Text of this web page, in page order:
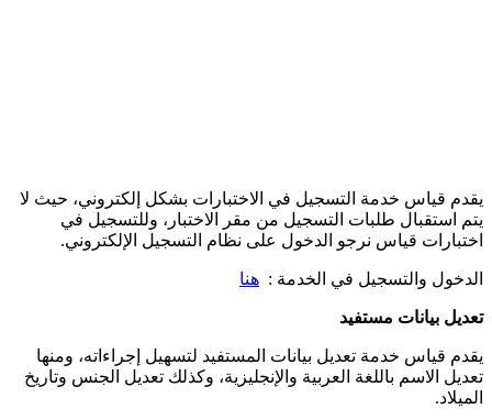
يقدم قياس خدمة التسجيل في الاختبارات بشكل إلكتروني، حيث لا
يتم استقبال طلبات التسجيل من مقر الاختبار، وللتسجيل في
اختبارات قياس نرجو الدخول على نظام التسجيل الإلكتروني.
الدخول والتسجيل في الخدمة : هنا
تعديل بيانات مستفيد
يقدم قياس خدمة تعديل بيانات المستفيد لتسهيل إجراءاته، ومنها
تعديل الاسم باللغة العربية والإنجليزية، وكذلك تعديل الجنس وتاريخ
الميلاد.